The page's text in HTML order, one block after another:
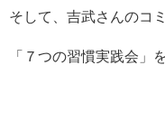
そして、吉武さんのコ
「７つの習慣実践会」